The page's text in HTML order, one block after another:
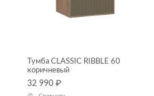
Тумба CLASSIC RIBBLE 60
коричневый
32 990 ₽